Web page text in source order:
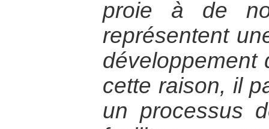
proie à de
représentent
développement
cette raison, il
un processus